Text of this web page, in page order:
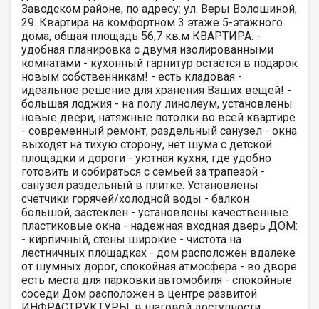
Заводском районе, по адресу: ул. Веры Волошиной,
29. Квартира на комфортном 3 этаже 5-этажного
дома, общая площадь 56,7 кв.м КВАРТИРА: -
удобная планировка с двумя изолированными
комнатами - кухонный гарнитур остаётся в подарок
новым собственникам! - есть кладовая -
идеальное решение для хранения Ваших вещей! -
большая лоджия - на полу линолеум, установлены
новые двери, натяжные потолки во всей квартире
- современный ремонт, раздельный санузел - окна
выходят на тихую сторону, нет шума с детской
площадки и дороги - уютная кухня, где удобно
готовить и собираться с семьей за трапезой -
санузел раздельный в плитке. Установлены
счетчики горячей/холодной воды - балкон
большой, застеклен - установлены качественные
пластиковые окна - надежная входная дверь ДОМ:
- кирпичный, стены широкие - чистота на
лестничных площадках - дом расположен вдалеке
от шумных дорог, спокойная атмосфера - во дворе
есть места для парковки автомобиля - спокойные
соседи Дом расположен в центре развитой